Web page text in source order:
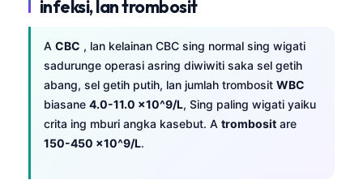
infeksi, lan trombosit
A CBC , lan kelainan CBC sing normal sing wigati
sadurunge operasi asring diwiwiti saka sel getih
abang, sel getih putih, lan jumlah trombosit WBC
biasane 4.0-11.0 x10^9/L, Sing paling wigati yaiku
crita ing mburi angka kasebut. A trombosit are
150-450 x10^9/L.